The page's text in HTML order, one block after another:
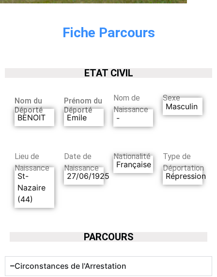
Fiche Parcours
ETAT CIVIL
Nom du
Déporté
BENOIT
Prénom du
Déporté
Emile
Nom de
Naissance
-
Sexe
Masculin
Lieu de
Naissance
St-
Nazaire
(44)
Date de
Naissance
27/06/1925
Nationalité
Française
Type de
Déportation
Répression
PARCOURS
Circonstances de l'Arrestation